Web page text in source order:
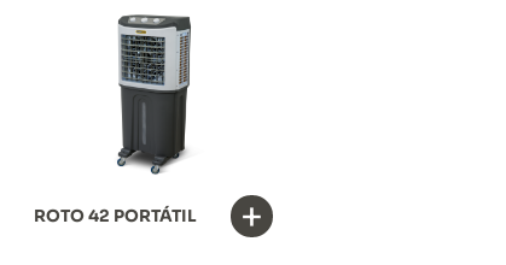
ROTO 42 PORTÁTIL +